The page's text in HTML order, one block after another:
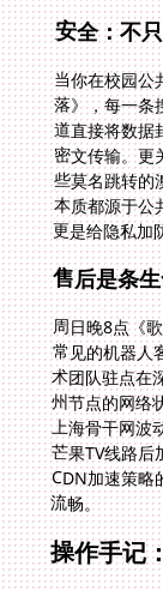
安全：不
当你在校园公
落》，每一条
道直接将数据
密文传输。更
些莫名跳转的
本质都源于公
更是给隐私加
售后是条
周日晚8点《
常见的机器人
术团队驻点在
州节点的网络
上海骨干网波
芒果TV线路
CDN加速策略
流畅。
操作手记